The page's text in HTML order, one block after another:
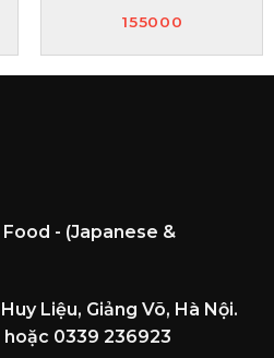
155000
- (Japanese &
Liệu, Giảng Võ, Hà Nội.
0339 236923